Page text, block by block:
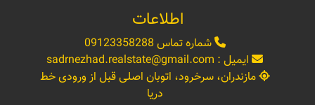
اطلاعات
شماره تماس 09123358288
ایمیل : sadrnezhad.realstate@gmail.com
مازندران، سرخرود، اتوبان اصلی قبل از ورودی خط
دریا